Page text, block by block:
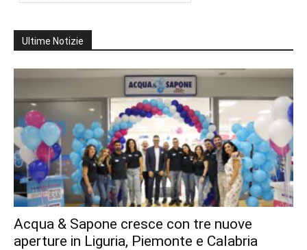
Ultime Notizie
Acqua & Sapone cresce con tre nuove
aperture in Liguria, Piemonte e Calabria